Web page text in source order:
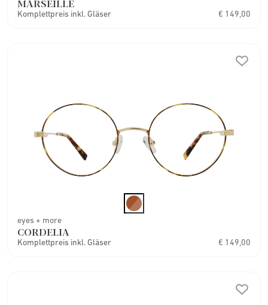
MARSEILLE
Komplettpreis inkl. Gläser € 149,00
eyes + more
CORDELIA
Komplettpreis inkl. Gläser € 149,00